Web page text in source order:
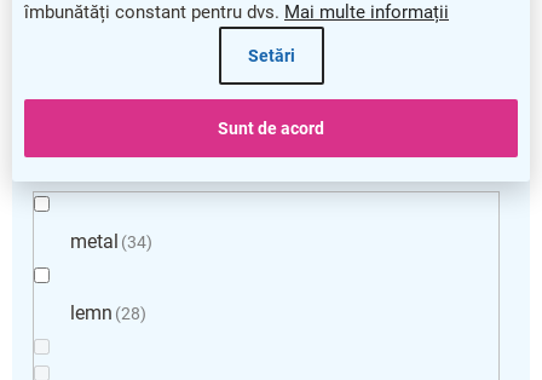
îmbunătăți constant pentru dvs. Mai multe informații
Setări
Sunt de acord
Materialul picioarelor
metal 34
lemn 28